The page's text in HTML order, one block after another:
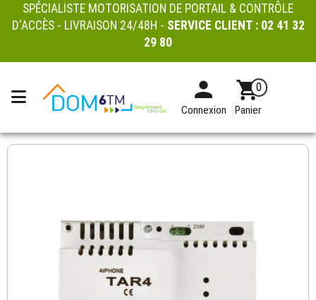
SPÉCIALISTE MOTORISATION DE PORTAIL & CONTRÔLE
D'ACCÈS - LIVRAISON 24/48H - SERVICE CLIENT : 02 41 32
29 80
Connexion
0
Panier